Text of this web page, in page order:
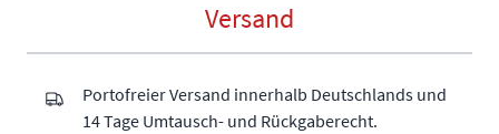
Versand
Portofreier Versand innerhalb Deutschlands und
14 Tage Umtausch- und Rückgaberecht.